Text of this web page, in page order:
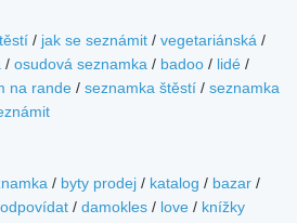
/ jak se seznámit / vegetariánská /
/ osudová seznamka / badoo / lidé /
na rande / seznamka štěstí / seznamka
/ byty prodej / katalog / bazar /
odpovídat / damokles / love / knížky